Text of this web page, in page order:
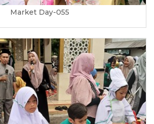
Market Day-055